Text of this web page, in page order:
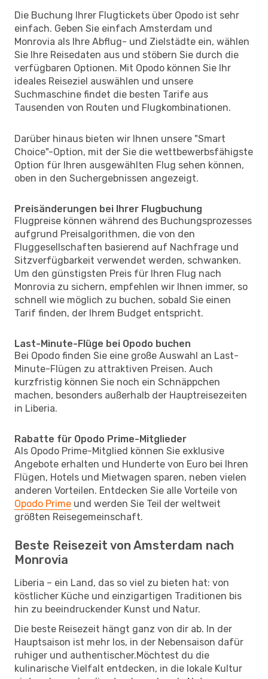
Die Buchung Ihrer Flugtickets über Opodo ist sehr
einfach. Geben Sie einfach Amsterdam und
Monrovia als Ihre Abflug- und Zielstädte ein, wählen
Sie Ihre Reisedaten aus und stöbern Sie durch die
verfügbaren Optionen. Mit Opodo können Sie Ihr
ideales Reiseziel auswählen und unsere
Suchmaschine findet die besten Tarife aus
Tausenden von Routen und Flugkombinationen.
Darüber hinaus bieten wir Ihnen unsere "Smart
Choice"-Option, mit der Sie die wettbewerbsfähigste
Option für Ihren ausgewählten Flug sehen können,
oben in den Suchergebnissen angezeigt.
Preisänderungen bei Ihrer Flugbuchung
Flugpreise können während des Buchungsprozesses
aufgrund Preisalgorithmen, die von den
Fluggesellschaften basierend auf Nachfrage und
Sitzverfügbarkeit verwendet werden, schwanken.
Um den günstigsten Preis für Ihren Flug nach
Monrovia zu sichern, empfehlen wir Ihnen immer, so
schnell wie möglich zu buchen, sobald Sie einen
Tarif finden, der Ihrem Budget entspricht.
Last-Minute-Flüge bei Opodo buchen
Bei Opodo finden Sie eine große Auswahl an Last-
Minute-Flügen zu attraktiven Preisen. Auch
kurzfristig können Sie noch ein Schnäppchen
machen, besonders außerhalb der Hauptreisezeiten
in Liberia.
Rabatte für Opodo Prime-Mitglieder
Als Opodo Prime-Mitglied können Sie exklusive
Angebote erhalten und Hunderte von Euro bei Ihren
Flügen, Hotels und Mietwagen sparen, neben vielen
anderen Vorteilen. Entdecken Sie alle Vorteile von
Opodo Prime und werden Sie Teil der weltweit
größten Reisegemeinschaft.
Beste Reisezeit von Amsterdam nach
Monrovia
Liberia – ein Land, das so viel zu bieten hat: von
köstlicher Küche und einzigartigen Traditionen bis
hin zu beeindruckender Kunst und Natur.
Die beste Reisezeit hängt ganz von dir ab. In der
Hauptsaison ist mehr los, in der Nebensaison dafür
ruhiger und authentischer.Möchtest du die
kulinarische Vielfalt entdecken, in die lokale Kultur